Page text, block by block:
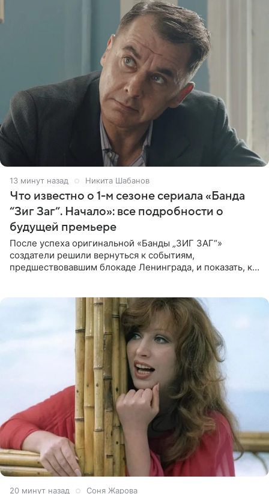
13 минут назад Никита Шабанов
Что известно о 1-м сезоне сериала «Банда
“Зиг Заг”. Начало»: все подробности о
будущей премьере
После успеха оригинальной «Банды „ЗИГ ЗАГ“»
создатели решили вернуться к событиям,
предшествовавшим блокаде Ленинграда, и показать, как
20 минут назад Соня Жарова